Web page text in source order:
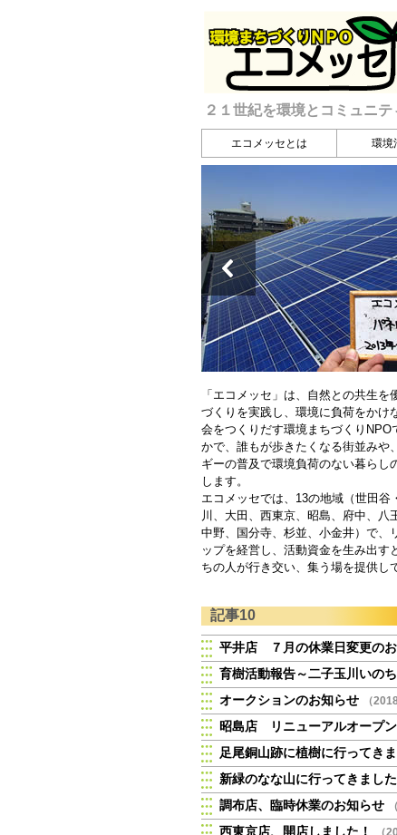
２１世紀を環境とコミュニ
エコメッセとは 環境
「エコメッセ」は、自然との共生を
づくりを実践し、環境に負荷をかけ
会をつくりだす環境まちづくりNPO
かで、誰もが歩きたくなる街並みや
ギーの普及で環境負荷のない暮らし
します。
エコメッセでは、13の地域（世田谷
川、大田、西東京、昭島、府中、八
中野、国分寺、杉並、小金井）で、
ップを経営し、活動資金を生み出す
ちの人が行き交い、集う場を提供し
記事10
平井店 ７月の休業日変更の
育樹活動報告～二子玉川いの
オークションのお知らせ （
昭島店 リニューアルオープ
足尾銅山跡に植樹に行ってき
新緑のなな山に行ってきました
調布店、臨時休業のお知らせ
西東京店、開店しました！ （